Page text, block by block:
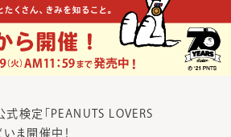
検定「PEANUTS LOVERS
ま開催中！